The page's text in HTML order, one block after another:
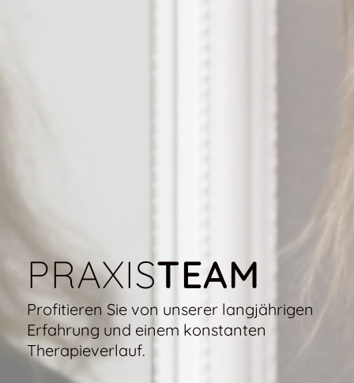
PRAXISTEAM
Profitieren Sie von unserer langjährigen
Erfahrung und einem konstanten
Therapieverlauf.